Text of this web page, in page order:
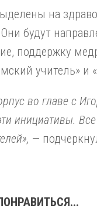
на
будут
поддержку
учитель» и
во главе с
инициативы.
—